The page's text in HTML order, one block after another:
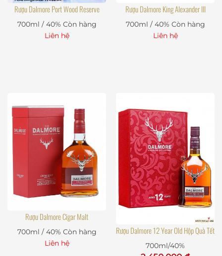
Rượu Dalmore Port Wood Reserve
700ml / 40% Còn hàng
Liên hệ
Rượu Dalmore King Alexander III
700ml / 40% Còn hàng
Liên hệ
Rượu Dalmore Cigar Malt
700ml / 40% Còn hàng
Liên hệ
Rượu Dalmore 12 Year Old Hộp Quà Tết
700ml/40%